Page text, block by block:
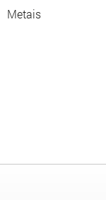
Metais